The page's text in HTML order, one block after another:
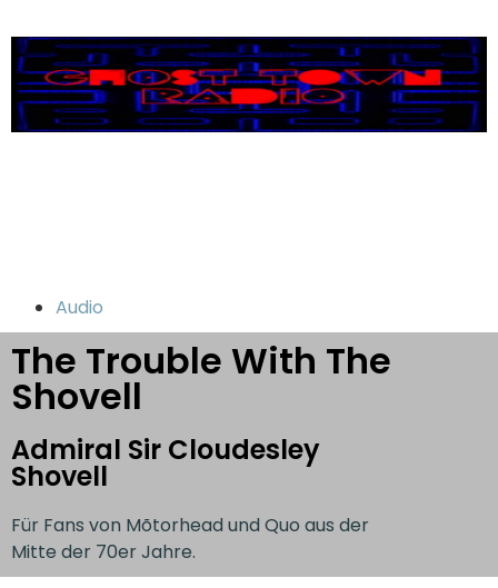
Audio
The Trouble With The
Shovell
Admiral Sir Cloudesley
Shovell
Für Fans von Mõtorhead und Quo aus der
Mitte der 70er Jahre.